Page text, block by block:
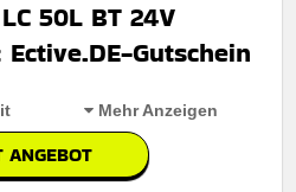
begrenztes angebot
anderen Aktionen kombinierbar
50L BT 24V
Gutschein
Mehr Anzeigen
ANGEBOT